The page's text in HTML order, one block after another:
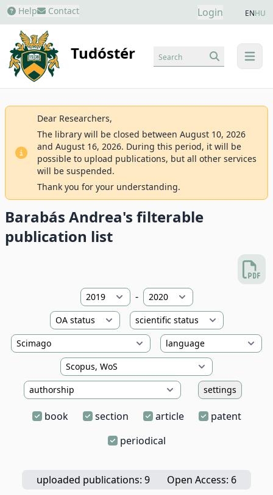
Help Contact Login ENHU
Tudóstér menu
Search
Dear Researchers,
The library will be closed between August 10, 2026
and August 16, 2026. During this period, it will be
possible to upload publications, but all other services
will be suspended.
Thank you for your understanding.
Barabás Andrea's filterable
publication list
-
settings
book section article
patent
periodical
uploaded publications: 9 Open Access: 6